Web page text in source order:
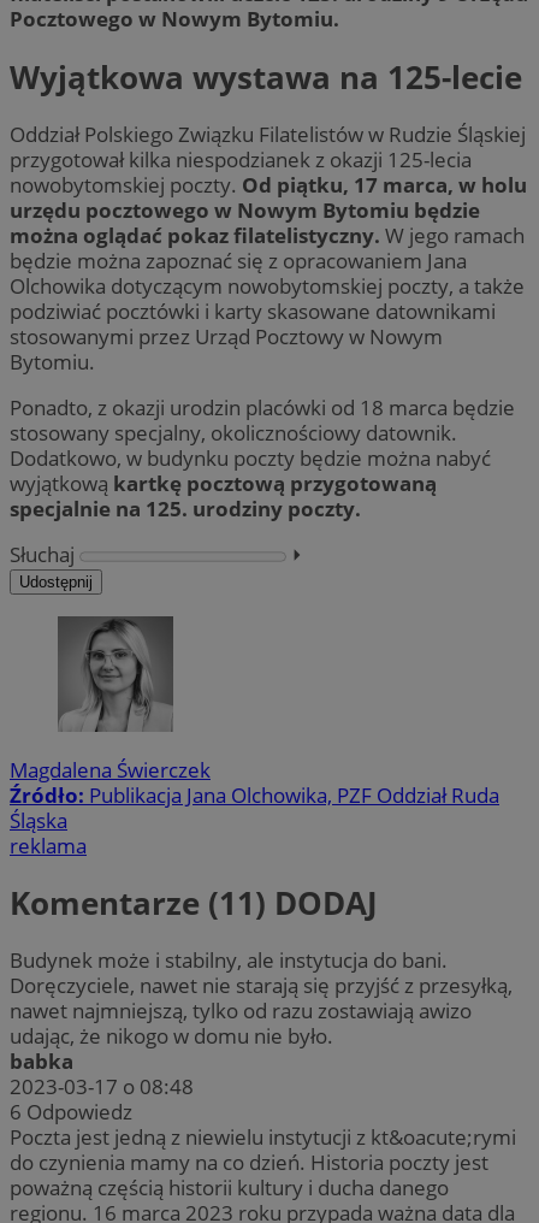
Pocztowego w Nowym Bytomiu.
Wyjątkowa wystawa na 125-lecie
Oddział Polskiego Związku Filatelistów w Rudzie Śląskiej
przygotował kilka niespodzianek z okazji 125-lecia
nowobytomskiej poczty. Od piątku, 17 marca, w holu
urzędu pocztowego w Nowym Bytomiu będzie
można oglądać pokaz filatelistyczny. W jego ramach
będzie można zapoznać się z opracowaniem Jana
Olchowika dotyczącym nowobytomskiej poczty, a także
podziwiać pocztówki i karty skasowane datownikami
stosowanymi przez Urząd Pocztowy w Nowym
Bytomiu.
Ponadto, z okazji urodzin placówki od 18 marca będzie
stosowany specjalny, okolicznościowy datownik.
Dodatkowo, w budynku poczty będzie można nabyć
wyjątkową kartkę pocztową przygotowaną
specjalnie na 125. urodziny poczty.
Słuchaj
⏵︎
Udostępnij
Magdalena Świerczek
Źródło: Publikacja Jana Olchowika, PZF Oddział Ruda
Śląska
reklama
Komentarze (11) DODAJ
Budynek może i stabilny, ale instytucja do bani.
Doręczyciele, nawet nie starają się przyjść z przesyłką,
nawet najmniejszą, tylko od razu zostawiają awizo
udając, że nikogo w domu nie było.
babka
2023-03-17 o 08:48
6 Odpowiedz
Poczta jest jedną z niewielu instytucji z kt&oacute;rymi
do czynienia mamy na co dzień. Historia poczty jest
poważną częścią historii kultury i ducha danego
regionu. 16 marca 2023 roku przypada ważna data dla